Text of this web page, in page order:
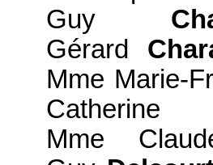
Guy
Gérard
Mme Marie-
Mme